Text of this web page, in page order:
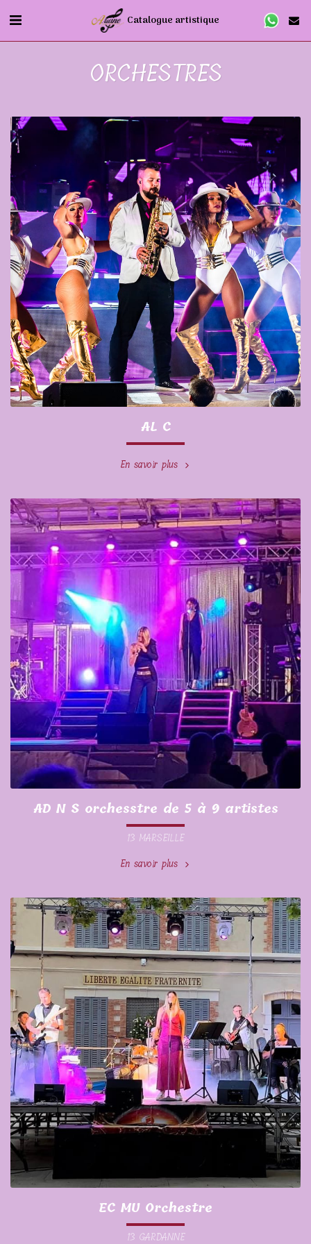
Catalogue artistique
ORCHESTRES
AL C
En savoir plus
AD N S orchesstre de 5 à 9 artistes
13 MARSEILLE
En savoir plus
EC MU Orchestre
13 GARDANNE